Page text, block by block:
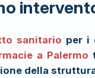
sanitario per i
a Palermo
della